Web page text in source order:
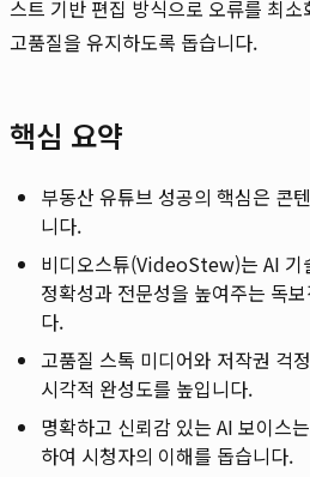
스트 기반 편집 방식으로 오류를 최
고품질을 유지하도록 돕습니다.
핵심 요약
부동산 유튜브 성공의 핵심은 콘
니다.
비디오스튜(VideoStew)는 AI 기
정확성과 전문성을 높여주는 독
다.
고품질 스톡 미디어와 저작권 걱
시각적 완성도를 높입니다.
명확하고 신뢰감 있는 AI 보이스
하여 시청자의 이해를 돕습니다.